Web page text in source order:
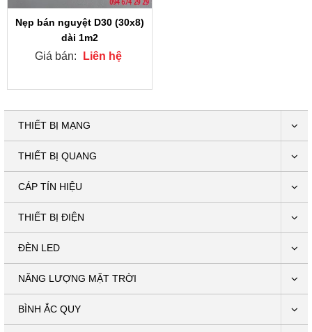
Nẹp bán nguyệt D30 (30x8)
dài 1m2
Giá bán: Liên hệ
THIẾT BỊ MẠNG
THIẾT BỊ QUANG
CÁP TÍN HIỆU
THIẾT BỊ ĐIỆN
ĐÈN LED
NĂNG LƯỢNG MẶT TRỜI
BÌNH ẮC QUY